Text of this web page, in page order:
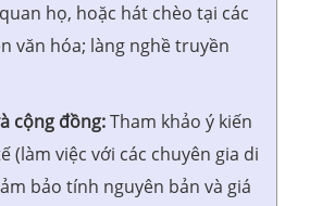
họ, hoặc hát chèo tại các
văn hóa; làng nghề truyền
cộng đồng:Tham khảo ý kiến
(làm việc với các chuyên gia di
bảo tính nguyên bản và giá